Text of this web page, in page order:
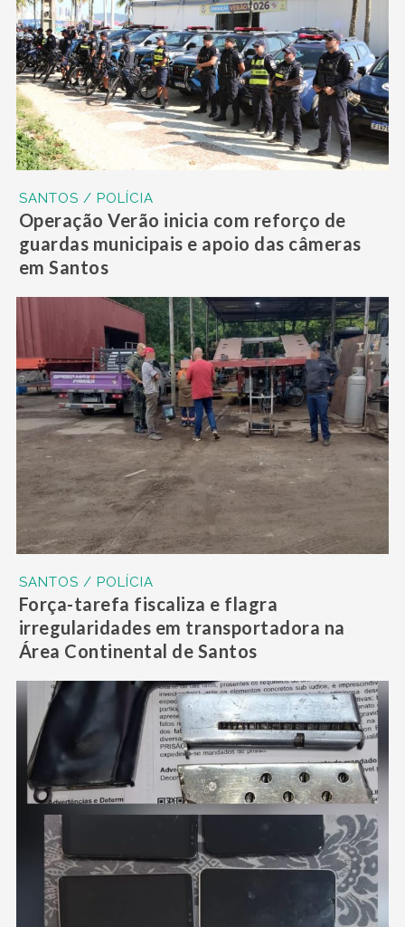
SANTOS / POLÍCIA
Operação Verão inicia com reforço de
guardas municipais e apoio das câmeras
em Santos
SANTOS / POLÍCIA
Força-tarefa fiscaliza e flagra
irregularidades em transportadora na
Área Continental de Santos